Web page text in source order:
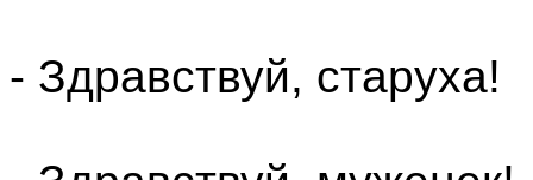
- Здравствуй, старуха!